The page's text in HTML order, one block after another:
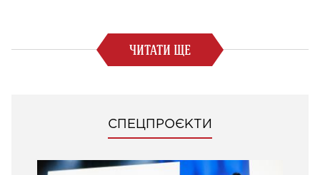
ЧИТАТИ ЩЕ
СПЕЦПРОЄКТИ